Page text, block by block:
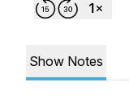
Show Notes